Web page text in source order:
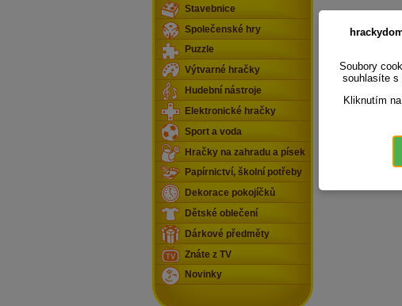
Stavebnice
Společenské hry
Puzzle
Výtvarné hračky
Hudební nástroje
Elektronické hračky
Sport a voda
Hračky na zahradu a písek
Papírnictví, školní potřeby
Dekorace pokojíčků
Dětské oblečení
Dárkové předměty
Znáte z TV
Novinky
Soubory
souhlasíte s
Kliknutím